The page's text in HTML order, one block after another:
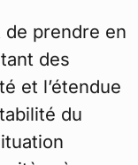
prendre en
des
et l’étendue
du